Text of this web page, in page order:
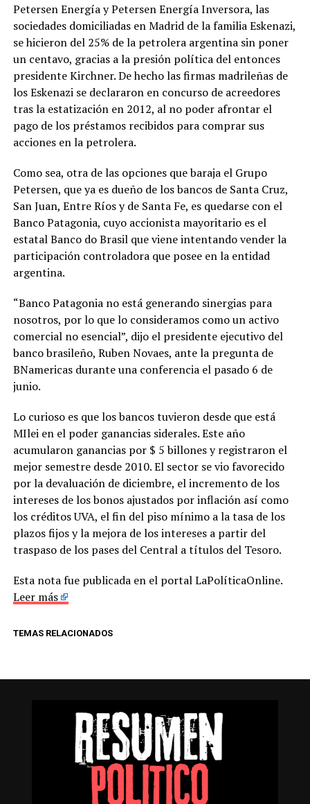
Petersen Energía y Petersen Energía Inversora, las
sociedades domiciliadas en Madrid de la familia Eskenazi,
se hicieron del 25% de la petrolera argentina sin poner
un centavo, gracias a la presión política del entonces
presidente Kirchner. De hecho las firmas madrileñas de
los Eskenazi se declararon en concurso de acreedores
tras la estatización en 2012, al no poder afrontar el
pago de los préstamos recibidos para comprar sus
acciones en la petrolera.
Como sea, otra de las opciones que baraja el Grupo
Petersen, que ya es dueño de los bancos de Santa Cruz,
San Juan, Entre Ríos y de Santa Fe, es quedarse con el
Banco Patagonia, cuyo accionista mayoritario es el
estatal Banco do Brasil que viene intentando vender la
participación controladora que posee en la entidad
argentina.
“Banco Patagonia no está generando sinergias para
nosotros, por lo que lo consideramos como un activo
comercial no esencial”, dijo el presidente ejecutivo del
banco brasileño, Ruben Novaes, ante la pregunta de
BNamericas durante una conferencia el pasado 6 de
junio.
Lo curioso es que los bancos tuvieron desde que está
MIlei en el poder ganancias siderales. Este año
acumularon ganancias por $ 5 billones y registraron el
mejor semestre desde 2010. El sector se vio favorecido
por la devaluación de diciembre, el incremento de los
intereses de los bonos ajustados por inflación así como
los créditos UVA, el fin del piso mínimo a la tasa de los
plazos fijos y la mejora de los intereses a partir del
traspaso de los pases del Central a títulos del Tesoro.
Esta nota fue publicada en el portal LaPolíticaOnline.
Leer más
TEMAS RELACIONADOS